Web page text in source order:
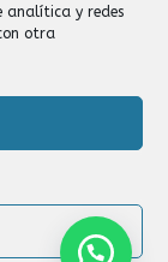
analítica y redes
otra